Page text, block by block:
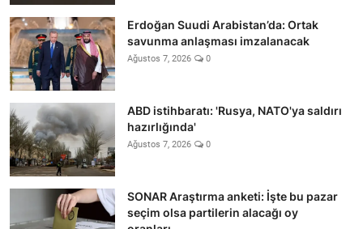
Erdoğan Suudi Arabistan’da: Ortak
savunma anlaşması imzalanacak
Ağustos 7, 2026 0
ABD istihbaratı: 'Rusya, NATO'ya saldırı
hazırlığında'
Ağustos 7, 2026 0
SONAR Araştırma anketi: İşte bu pazar
seçim olsa partilerin alacağı oy